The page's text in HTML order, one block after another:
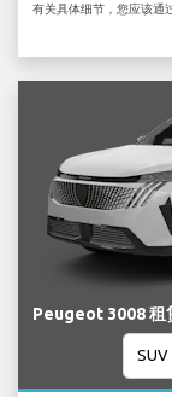
有关具体细节，您应该通
Peugeot 3008 租